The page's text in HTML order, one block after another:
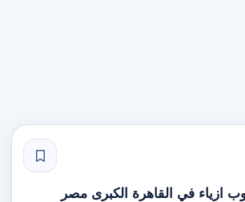
في القاهرة الكبرى مصر